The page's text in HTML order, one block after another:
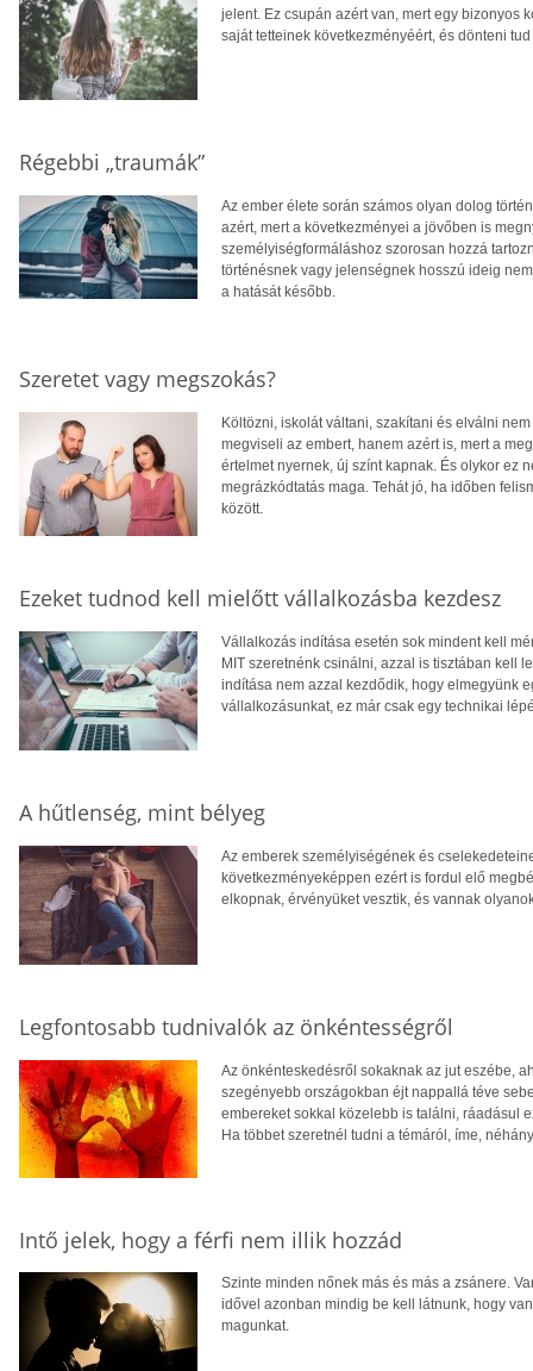
jelent. Ez csupán azért van, mert egy bizonyos
saját tetteinek következményéért, és dönteni
Régebbi „traumák”
Az ember élete során számos olyan dolog
azért, mert a következményei a jövőben is
személyiségformáláshoz szorosan hozzá
történésnek vagy jelenségnek hosszú ideig
a hatását később.
Szeretet vagy megszokás?
Költözni, iskolát váltani, szakítani és elválni
megviseli az embert, hanem azért is, mert a
értelmet nyernek, új színt kapnak. És olykor ez
megrázkódtatás maga. Tehát jó, ha időben
között.
Ezeket tudnod kell mielőtt vállalkozásba kezdesz
Vállalkozás indítása esetén sok mindent kell
MIT szeretnénk csinálni, azzal is tisztában kell
indítása nem azzal kezdődik, hogy elmegyünk
vállalkozásunkat, ez már csak egy technikai
A hűtlenség, mint bélyeg
Az emberek személyiségének és
következményeképpen ezért is fordul elő
elkopnak, érvényüket vesztik, és vannak
Legfontosabb tudnivalók az önkéntességről
Az önkénteskedésről sokaknak az jut eszébe,
szegényebb országokban éjt nappallá téve
embereket sokkal közelebb is találni, ráadásul
Ha többet szeretnél tudni a témáról, íme,
Intő jelek, hogy a férfi nem illik hozzád
Szinte minden nőnek más és más a zsánere.
idővel azonban mindig be kell látnunk, hogy
magunkat.